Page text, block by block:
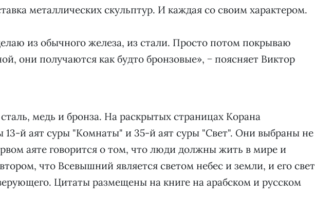
металлических скульптур. И каждая со своим характером.
из обычного железа, из стали. Просто потом покрываю
они получаются как будто бронзовые», − поясняет Виктор
медь и бронза. На раскрытых страницах Корана
13-й аят суры "Комнаты" и 35-й аят суры "Свет". Они выбраны не
аяте говорится о том, что люди должны жить в мире и
что Всевышний является светом небес и земли, и его свет
Цитаты размещены на книге на арабском и русском